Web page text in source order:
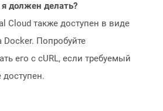
должен делать?
Cloud также доступен в виде
Docker. Попробуйте
его с cURL, если требуемый
доступен.